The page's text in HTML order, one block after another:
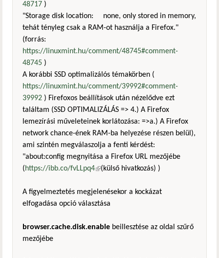
48717 )
"Storage disk location: none, only stored in memory,
tehát tényleg csak a RAM-ot használja a Firefox."
(forrás:
https://linuxmint.hu/comment/48745#comment-
48745 )
A korábbi SSD optimalizálós témakörben (
https://linuxmint.hu/comment/39992#comment-
39992 ) Firefoxos beállítások után nézelődve ezt
találtam (SSD OPTIMALIZÁLÁS => 4.) A Firefox
lemezírási műveleteinek korlátozása: =>a.) A Firefox
network chance-ének RAM-ba helyezése részen belül),
ami szintén megválaszolja a fenti kérdést:
"about:config megnyitása a Firefox URL mezőjébe
(https://ibb.co/fvLLpq4(külső hivatkozás)
(külső hivatkozás) )
A figyelmeztetés megjelenésekor a kockázat
elfogadása opció választása
browser.cache.disk.enable beillesztése az oldal szűrő
mezőjébe